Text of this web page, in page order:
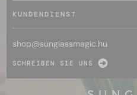
KUNDENDIENST
shop@sunglassmagic.hu
SCHREIBEN SIE UNS